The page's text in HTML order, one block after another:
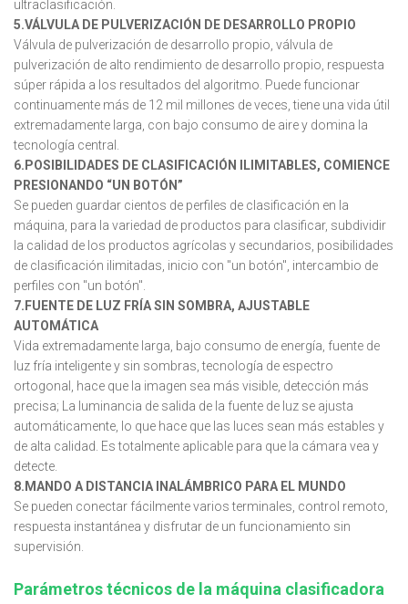
ultraclasificación.
5.VÁLVULA DE PULVERIZACIÓN DE DESARROLLO PROPIO
Válvula de pulverización de desarrollo propio, válvula de
pulverización de alto rendimiento de desarrollo propio, respuesta
súper rápida a los resultados del algoritmo. Puede funcionar
continuamente más de 12 mil millones de veces, tiene una vida útil
extremadamente larga, con bajo consumo de aire y domina la
tecnología central.
6.POSIBILIDADES DE CLASIFICACIÓN ILIMITABLES, COMIENCE
PRESIONANDO “UN BOTÓN”
Se pueden guardar cientos de perfiles de clasificación en la
máquina, para la variedad de productos para clasificar, subdividir
la calidad de los productos agrícolas y secundarios, posibilidades
de clasificación ilimitadas, inicio con "un botón", intercambio de
perfiles con "un botón".
7.FUENTE DE LUZ FRÍA SIN SOMBRA, AJUSTABLE
AUTOMÁTICA
Vida extremadamente larga, bajo consumo de energía, fuente de
luz fría inteligente y sin sombras, tecnología de espectro
ortogonal, hace que la imagen sea más visible, detección más
precisa; La luminancia de salida de la fuente de luz se ajusta
automáticamente, lo que hace que las luces sean más estables y
de alta calidad. Es totalmente aplicable para que la cámara vea y
detecte.
8.MANDO A DISTANCIA INALÁMBRICO PARA EL MUNDO
Se pueden conectar fácilmente varios terminales, control remoto,
respuesta instantánea y disfrutar de un funcionamiento sin
supervisión.
Parámetros técnicos de la máquina clasificadora